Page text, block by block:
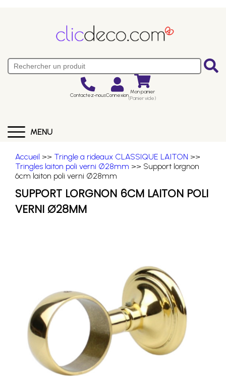
Contactez-nousConnexion Mon panier
(Panier vide)
MENU
Accueil >> Tringle a rideaux CLASSIQUE LAITON >>
Tringles laiton poli verni Ø28mm >> Support lorgnon
6cm laiton poli verni Ø28mm
SUPPORT LORGNON 6CM LAITON POLI
VERNI Ø28MM